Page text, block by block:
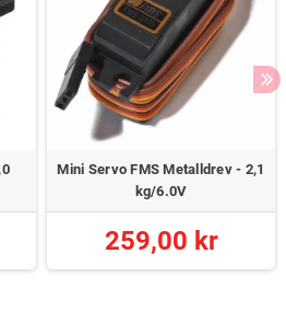
Mini Servo FMS Metalldrev - 2,1
kg/6.0V
259,00 kr